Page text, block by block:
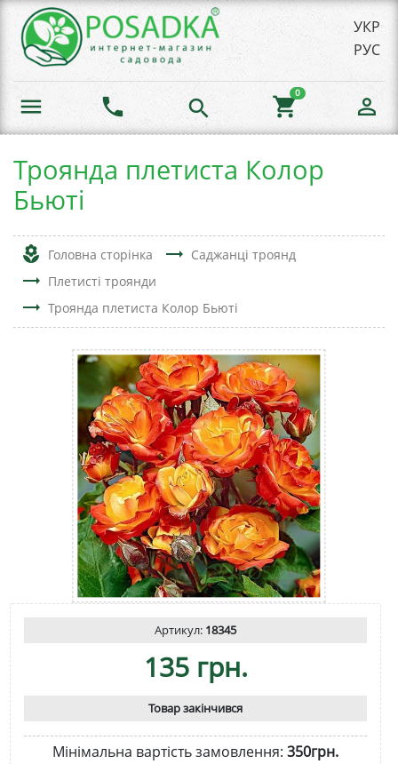
УКР
РУС
menu phone search shopping_cart
0
person_outline
Троянда плетиста Колор
Бьюті
local_florist Головна сторінка trending_flat Саджанці троянд
trending_flat Плетисті троянди
trending_flat Троянда плетиста Колор Бьюті
Артикул: 18345
135 грн.
Товар закінчився
Мінімальна вартість замовлення: 350грн.